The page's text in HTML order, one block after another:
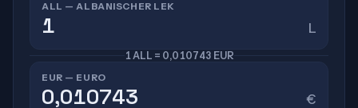
ALL — ALBANISCHER LEK
L
1 ALL = 0,010743 EUR
EUR — EURO
€